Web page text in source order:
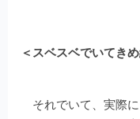
＜スベスベでいてき
それでいて、実際